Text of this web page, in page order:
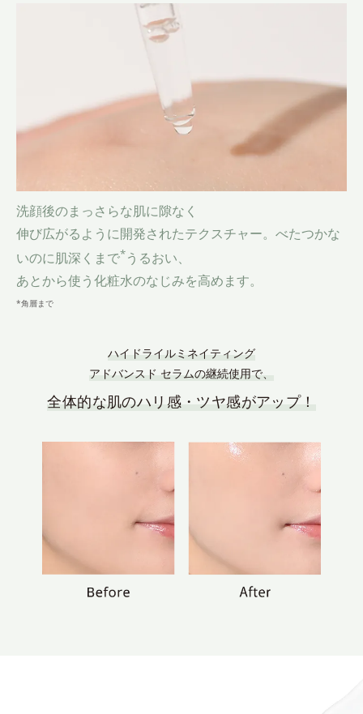
洗顔後のまっさらな肌に隙なく
伸び広がるように開発されたテクスチャー。 べたつかな
いのに肌深くまで*うるおい、
あとから使う化粧水のなじみを高めます。
*角層まで
ハイドライルミネイティング
アドバンスド セラムの継続使用で、
全体的な肌のハリ感・ツヤ感がアップ！